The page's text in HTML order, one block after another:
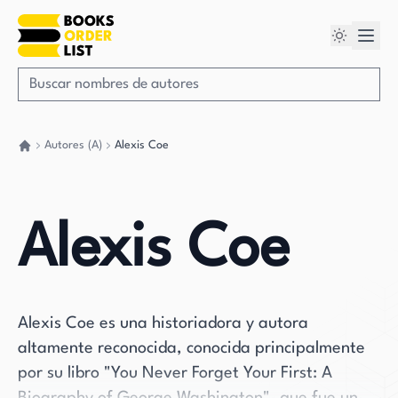
Autores (A) Alexis Coe
Alexis Coe
Alexis Coe es una historiadora y autora
altamente reconocida, conocida principalmente
por su libro "You Never Forget Your First: A